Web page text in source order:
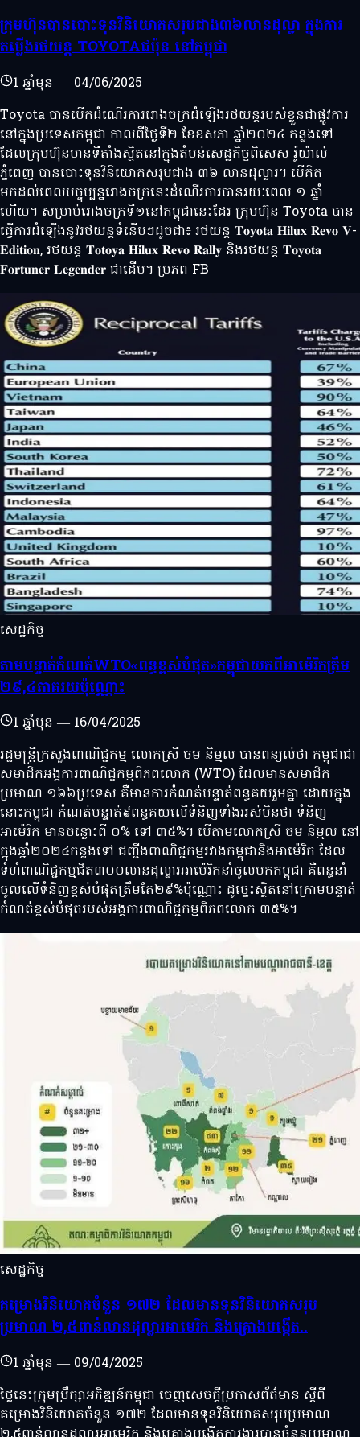
ក្រុមហ៊ុនបានបោះទុនវិនិយោគសរុបជាង៣៦លានដុល្លា ក្នុងការ
តម្លើងរថយន្ត TOYOTAជប៉ុន នៅកម្ពុជា
1 ឆ្នាំមុន — 04/06/2025
Toyota បានបើកដំណើរការរោងចក្រដំឡើងរថយន្ដរបស់ខ្លួនជាផ្លូវការ
នៅក្នុងប្រទេសកម្ពុជា កាលពីថ្ងៃទី២ ខែឧសភា ឆ្នាំ២០២៤ កន្លងទៅ
ដែលក្រុមហ៊ុនមានទីតាំងស្ថិតនៅក្នុងតំបន់សេដ្ឋកិច្ចពិសេស រ៉ូយ៉ាល់
ភ្នំពេញ បានបោះទុនវិនិយោគសរុបជាង ៣៦ លានដុល្លារ។ បើគិត
មកដល់ពេលបច្ចុប្បន្នរោងចក្រនេះដំណើរការបានរយៈពេល ១ ឆ្នាំ
ហើយ។ សម្រាប់រោងចក្រទី១នៅកម្ពុជានេះដែរ ក្រុមហ៊ុន Toyota បាន
ធ្វើការដំឡើងនូវរថយន្ដទំនើបៗដូចជា៖ រថយន្ដ 𝐓𝐨𝐲𝐨𝐭𝐚 𝐇𝐢𝐥𝐮𝐱 𝐑𝐞𝐯𝐨 𝐕-
𝐄𝐝𝐢𝐭𝐢𝐨𝐧, រថយន្ដ 𝐓𝐨𝐭𝐨𝐲𝐚 𝐇𝐢𝐥𝐮𝐱 𝐑𝐞𝐯𝐨 𝐑𝐚𝐥𝐥𝐲 និងរថយន្ដ 𝐓𝐨𝐲𝐨𝐭𝐚
𝐅𝐨𝐫𝐭𝐮𝐧𝐞𝐫 𝐋𝐞𝐠𝐞𝐧𝐝𝐞𝐫 ជាដើម។ ប្រភព FB
សេដ្ឋកិច្ច
តាមបន្ទាត់កំណត់WTO«ពន្ធខ្ពស់បំផុត»កម្ពុជាយកពីអាម៉េរិកត្រឹម
២៩,៤ភាគរយប៉ុណ្ណោះ
1 ឆ្នាំមុន — 16/04/2025
រដ្ឋមន្រ្តីក្រសួងពាណិជ្ជកម្ម លោកស្រី ចម និម្មល បានពន្យល់ថា កម្ពុជាជា
សមាជិកអង្គការពាណិជ្ជកម្មពិភពលោក (WTO) ដែលមានសមាជិក
ប្រមាណ ១៦៦ប្រទេស គឺមានការកំណត់បន្ទាត់ពន្ធគយរួមគ្នា ដោយក្នុង
នោះកម្ពុជា កំណត់បន្ទាត់៩ពន្ធគយលើទំនិញទាំងអស់មិនថា ទំនិញ
អាម៉េរិក មានចន្លោះពី ០% ទៅ ៣៥%។ បើតាមលោកស្រី ចម និម្មល នៅ
ក្នុងឆ្នាំ២០២៤កន្លងទៅ ជញ្ជីងពាណិជ្ជកម្មរវាងកម្ពុជានិងអាម៉េរិក ដែល
ទំហំពាណិជ្ជកម្មជិត៣០០លានដុល្លារអាម៉េរិកនាំចូលមកកម្ពុជា គឺពន្ធនាំ
ចូលលើទំនិញខ្ពស់បំផុតត្រឹមតែ២៩%ប៉ុណ្ណោះ ដូច្នេះស្ថិតនៅក្រោមបន្ទាត់
កំណត់ខ្ពស់បំផុតរបស់អង្គការពាណិជ្ជកម្មពិភពលោក ៣៥%។
សេដ្ឋកិច្ច
គម្រោងវិនិយោគចំនួន ១៧២ ដែលមានទុនវិនិយោគសរុប
ប្រមាណ ២,៥ពាន់លានដុល្លារអាមេរិក និងគ្រោងបង្កើត..
1 ឆ្នាំមុន — 09/04/2025
ថ្ងៃនេះក្រុមប្រឹក្សាអភិឌ្ឍន៍កម្ពុជា​ ចេញសេចក្ដីប្រកាសព័ត៌មាន ស្ដីពី
គម្រោងវិនិយោគចំនួន ១៧២ ដែលមានទុនវិនិយោគសរុបប្រមាណ